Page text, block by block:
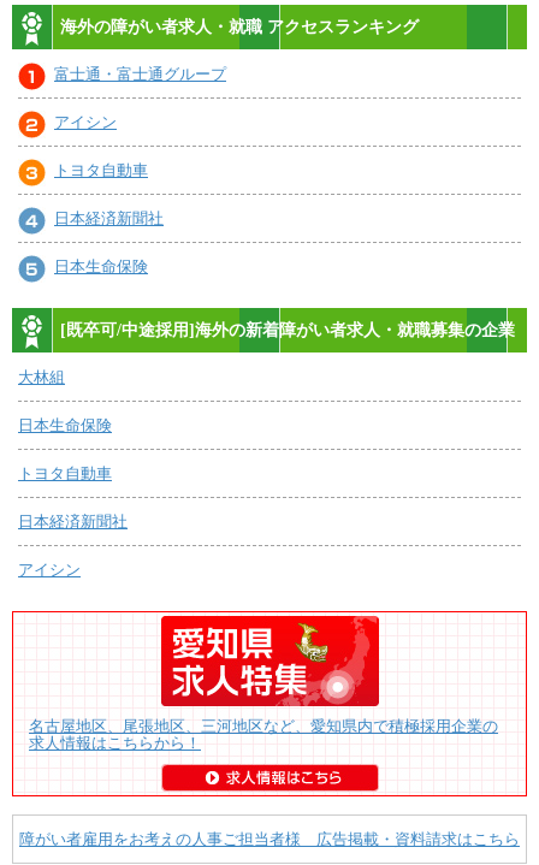
海外の障がい者求人・就職 アクセスランキング
富士通・富士通グループ
アイシン
トヨタ自動車
日本経済新聞社
日本生命保険
[既卒可/中途採用]海外の新着障がい者求人・就職募集の企業
大林組
日本生命保険
トヨタ自動車
日本経済新聞社
アイシン
名古屋地区、尾張地区、三河地区など、愛知県内で積極採用企業の
求人情報はこちらから！
障がい者雇用をお考えの人事ご担当者様 広告掲載・資料請求はこちら